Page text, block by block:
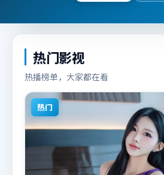
热门影视
热播榜单，大家都在看
热门